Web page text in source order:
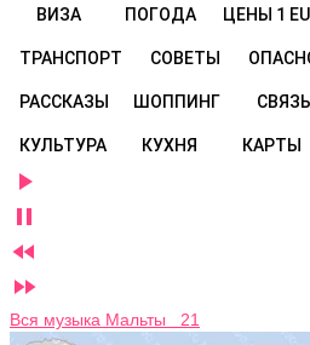
ВИЗА ПОГОДА ЦЕНЫ 1
ТРАНСПОРТ СОВЕТЫ
РАССКАЗЫ ШОППИНГ СВЯЗЬ
КУЛЬТУРА КУХНЯ КАРТЫ




Вся музыка Мальты 21